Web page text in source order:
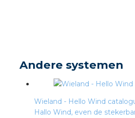
Andere systemen
Wieland - Hello Wind
Hallo Wind, even de
waarde